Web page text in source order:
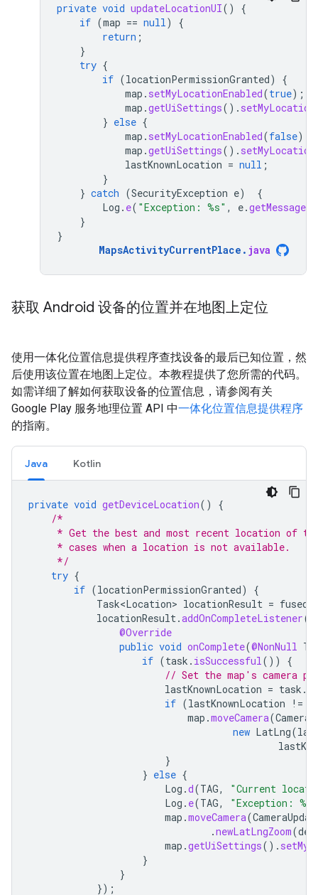
private void updateLocationUI()
{
if (map == null )
{
return ;
}
try {
if (locationPermissionGranted)
{
map . setMyLocationEnabled(true);
map .getUiSettings().
} else {
map . setMyLocationEnabled(false);
map .getUiSettings().
lastKnownLocation = null ;
}
} catch (SecurityException e)
{
Log . e( "Exception: %s" , e.getMessage
}
}
MapsActivityCurrentPlace . java
获取 Android 设备的位置并在地图上定位
使用一体化位置信息提供程序查找设备的最后已知位置，然
后使用该位置在地图上定位。本教程提供了您所需的代码。
如需详细了解如何获取设备的位置信息，请参阅有关
Google Play 服务地理位置 API 中一体化位置信息提供程序
的指南。
Java Kotlin
private void getDeviceLocation()
{
/*
* Get the best and most recent location of
     * cases when a location is not available.
     */
try {
if (locationPermissionGranted)
{
Task<Location> locationResult =
locationResult .addOnCompleteListener(
@Override
public void onComplete(@NonNull
if (task . isSuccessful ())
{
// Set the map's camera
lastKnownLocation = task .
if (lastKnownLocation !=
map .moveCamera(
new LatLng(
}
} else {
Log .d(TAG,
"Current
Log . e(TAG,
"Exception: %s"
map .moveCamera(
.newLatLngZoom(
map .getUiSettings().
}
}
});